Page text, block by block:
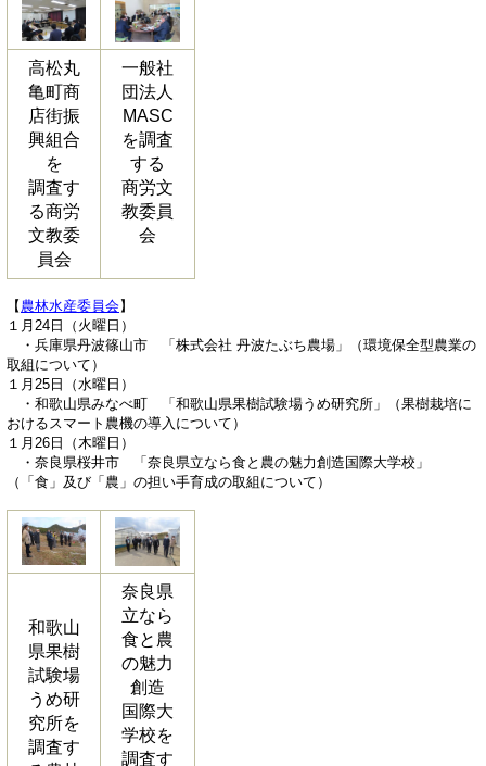
高松丸
亀町商
店街振
興組合
を
調査す
る商労
文教委
員会
一般社
団法人
MASC
を調査
する
商労文
教委員
会
【農林水産委員会】
１月24日（火曜日）
・兵庫県丹波篠山市 「株式会社 丹波たぶち農場」（環境保全型農業の
取組について）
１月25日（水曜日）
・和歌山県みなべ町 「和歌山県果樹試験場うめ研究所」（果樹栽培に
おけるスマート農機の導入について）
１月26日（木曜日）
・奈良県桜井市 「奈良県立なら食と農の魅力創造国際大学校」
（「食」及び「農」の担い手育成の取組について）
和歌山
県果樹
試験場
うめ研
究所を
調査す
奈良県
立なら
食と農
の魅力
創造
国際大
学校を
調査す